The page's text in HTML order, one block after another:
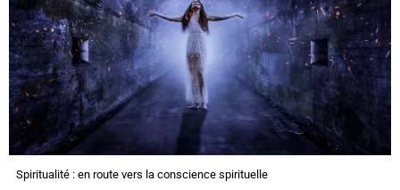
Spiritualité : en route vers la conscience spirituelle